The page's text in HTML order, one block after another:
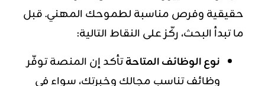
حقيقية وفرص مناسبة لطموحك المهني. قبل
ما تبدأ البحث، ركّز على النقاط التالية:
نوع الوظائف المتاحةتأكد إن المنصة توفّر
وظائف تناسب مجالك وخبرتك، سواء في